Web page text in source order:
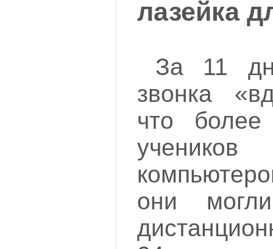
лазейка
За 11
звонка
что
они